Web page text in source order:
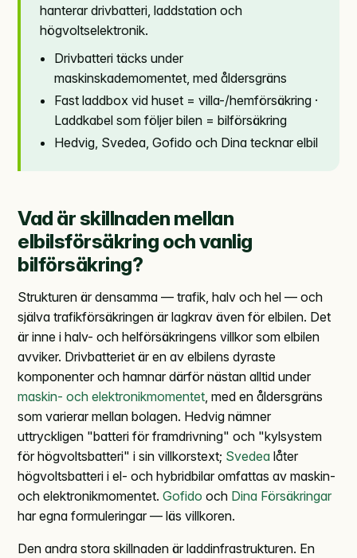
hanterar drivbatteri, laddstation och
högvoltselektronik.
Drivbatteri täcks under
maskinskademomentet, med åldersgräns
Fast laddbox vid huset = villa-/hemförsäkring ·
Laddkabel som följer bilen = bilförsäkring
Hedvig, Svedea, Gofido och Dina tecknar elbil
Vad är skillnaden mellan
elbilsförsäkring och vanlig
bilförsäkring?
Strukturen är densamma — trafik, halv och hel — och
själva trafikförsäkringen är lagkrav även för elbilen. Det
är inne i halv- och helförsäkringens villkor som elbilen
avviker. Drivbatteriet är en av elbilens dyraste
komponenter och hamnar därför nästan alltid under
maskin- och elektronikmomentet , med en åldersgräns
som varierar mellan bolagen. Hedvig nämner
uttryckligen "batteri för framdrivning" och "kylsystem
för högvoltsbatteri" i sin villkorstext; Svedea låter
högvoltsbatteri i el- och hybridbilar omfattas av maskin-
och elektronikmomentet. Gofido och Dina Försäkringar
har egna formuleringar — läs villkoren.
Den andra stora skillnaden är laddinfrastrukturen. En